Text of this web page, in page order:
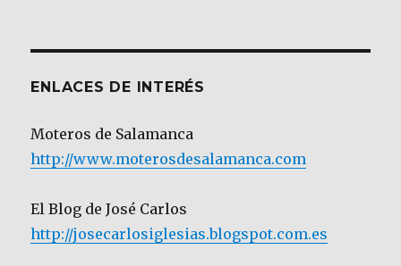
ENLACES DE INTERÉS
Moteros de Salamanca
http://www.moterosdesalamanca.com
El Blog de José Carlos
http://josecarlosiglesias.blogspot.com.es